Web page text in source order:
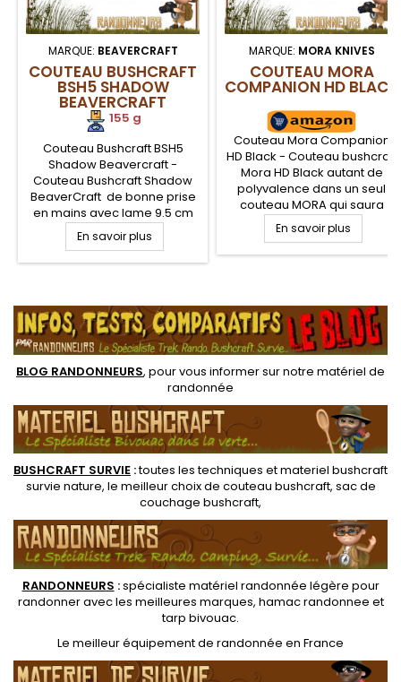
MARQUE: BEAVERCRAFT
COUTEAU BUSHCRAFT
BSH5 SHADOW
BEAVERCRAFT
155 g
Couteau Bushcraft BSH5
Shadow Beavercraft -
Couteau Bushcraft Shadow
BeaverCraft de bonne prise
en mains avec lame 9.5 cm
1066 acier carbone
revêtement oxyde anti
corrosion et étui cuir. Manche
dérapant ce qui vous sera
confortable pour de longues
utilisations en applications
bushcraft. Il convient à
toutes...
En savoir plus
MARQUE: MORA KNIVES
COUTEAU MORA
COMPANION HD BLACK
Couteau Mora Companion
HD Black - Couteau bushcraft
Mora HD Black autant de
polyvalence dans un seul
couteau MORA qui saura
s'adapter à toutes vos envies
et besoins. Lame en acier
inoxydable 12C27 de 10.5 cm,
noir avec passant pour
ceinture
En savoir plus
BLOG RANDONNEURS, pour vous informer sur notre matériel de
randonnée
BUSHCRAFT SURVIE :toutes les techniques etmateriel bushcraft
survie nature, le meilleur choix de couteau bushcraft, sac de
couchage bushcraft,
RANDONNEURS :spécialiste matériel randonnée légère pour
randonner avec les meilleures marques, hamac randonnee et
tarp bivouac.
Le meilleur équipement de randonnée en France